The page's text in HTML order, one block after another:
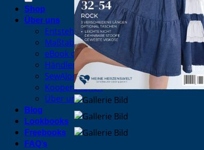
Shop
Über uns
Entstehung eines Schnittmusters/eBooks
Maßtabellen
eBook oder Papierschnittmuster
Händlerinformationen
SewAlong
Kooperationen
Über uns
Blog
Lookbooks
Freebooks
FAQ’s